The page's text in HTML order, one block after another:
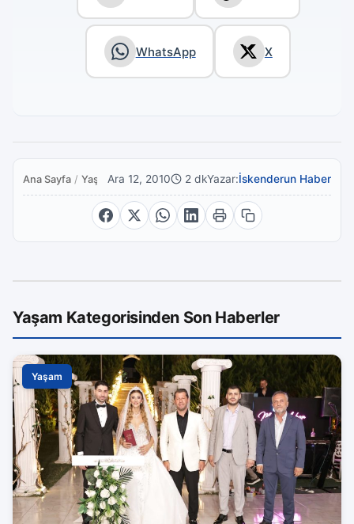
WhatsApp X
Ana Sayfa / YaşamAra 12, 2010 2 dkYazar:İskenderun Haber
Yaşam Kategorisinden Son Haberler
Yaşam